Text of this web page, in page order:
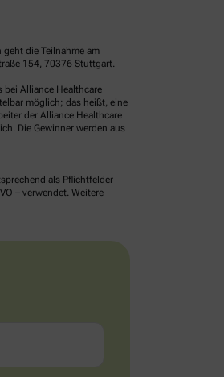
die Teilnahme am
154, 70376 Stuttgart.
bei Alliance Healthcare
möglich; das heißt, eine
der Alliance Healthcare
Die Gewinner werden aus
als Pflichtfelder
– verwendet. Weitere